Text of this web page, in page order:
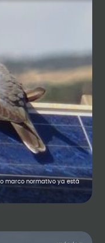
marco normativo ya está